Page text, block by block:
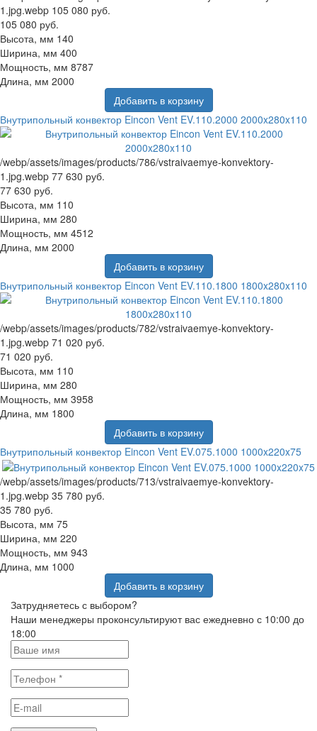
1.jpg.webp 105 080 руб.
105 080 руб.
Высота, мм 140
Ширина, мм 400
Мощность, мм 8787
Длина, мм 2000
Добавить в корзину
Внутрипольный конвектор Eincon Vent EV.110.2000 2000x280x110
/webp/assets/images/products/786/vstraivaemye-konvektory-
1.jpg.webp 77 630 руб.
77 630 руб.
Высота, мм 110
Ширина, мм 280
Мощность, мм 4512
Длина, мм 2000
Добавить в корзину
Внутрипольный конвектор Eincon Vent EV.110.1800 1800x280x110
/webp/assets/images/products/782/vstraivaemye-konvektory-
1.jpg.webp 71 020 руб.
71 020 руб.
Высота, мм 110
Ширина, мм 280
Мощность, мм 3958
Длина, мм 1800
Добавить в корзину
Внутрипольный конвектор Eincon Vent EV.075.1000 1000x220x75
/webp/assets/images/products/713/vstraivaemye-konvektory-
1.jpg.webp 35 780 руб.
35 780 руб.
Высота, мм 75
Ширина, мм 220
Мощность, мм 943
Длина, мм 1000
Добавить в корзину
Затрудняетесь с выбором?
Наши менеджеры проконсультируют вас ежедневно с 10:00 до
18:00